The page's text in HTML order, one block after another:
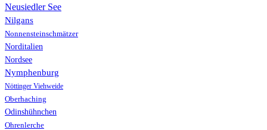
Neusiedler See
Nilgans
Nonnensteinschmätzer
Norditalien
Nordsee
Nymphenburg
Nöttinger Viehweide
Oberhaching
Odinshühnchen
Ohrenlerche